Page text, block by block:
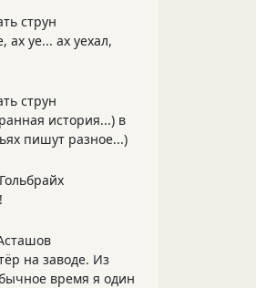
струн
ах уе... ах уехал,
струн
история...) в
пишут разное...)
на заводе. Из
время я один